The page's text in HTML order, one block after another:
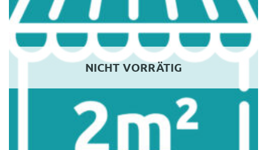
NICHT VORRÄTIG